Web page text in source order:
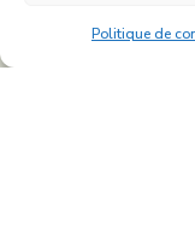
Politique de